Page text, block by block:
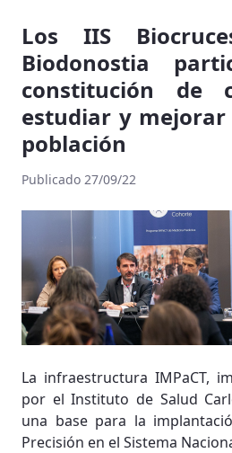
Los IIS
Biodonostia
constitución de
estudiar y
población
Publicado 27/09/22
La infraestructura IMPaCT,
por el Instituto de Salud
una base para la
Precisión en el Sistema